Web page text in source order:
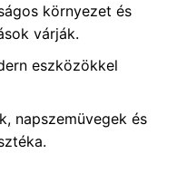
környezet és
várják.
eszközökkel
napszemüvegek és